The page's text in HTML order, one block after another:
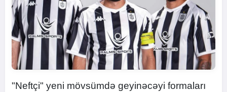
"Neftçi" yeni mövsümdə geyinəcəyi formaları